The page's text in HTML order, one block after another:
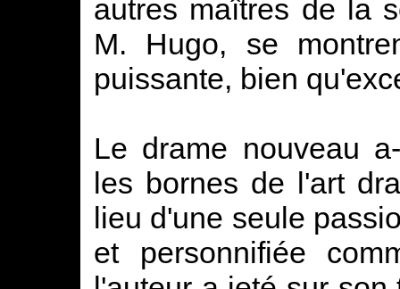
autres maîtres de la
M. Hugo, se
puissante, bien
Le drame nouveau
les bornes de l'art
lieu d'une seule
et personnifiée